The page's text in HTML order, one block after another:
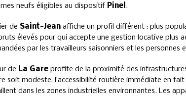
neufs éligibles au dispositif Pinel .
de Saint-Jean affiche un profil différent : plus
élevés pour qui accepte une gestion locative plus
par les travailleurs saisonniers et les personnes
de La Gare profite de la proximité des
soit modeste, l’accessibilité routière immédiate en
dans les zones industrielles environnantes. Les